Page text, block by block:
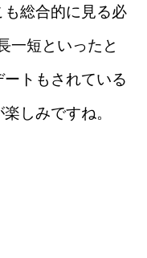
総合的に見る必
一短といったと
トもされている
しみですね。